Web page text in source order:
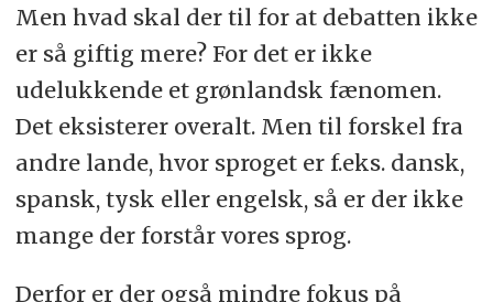
Men hvad skal der til for at debatten ikke
er så giftig mere? For det er ikke
udelukkende et grønlandsk fænomen.
Det eksisterer overalt. Men til forskel fra
andre lande, hvor sproget er f.eks. dansk,
spansk, tysk eller engelsk, så er der ikke
mange der forstår vores sprog.
Derfor er der også mindre fokus på